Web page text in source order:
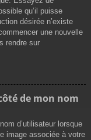
qu’il puisse
désirée n’existe
une nouvelle
rendre sur
de mon nom
d’utilisateur lorsque
image associée à votre